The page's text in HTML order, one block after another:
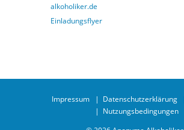
alkoholiker.de
Einladungsflyer
Impressum Datenschutzerklärung
Nutzungsbedingungen